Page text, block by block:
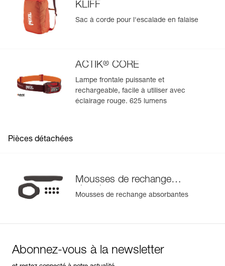
KLIFF
Sac à corde pour l'escalade en falaise
ACTIK® CORE
Lampe frontale puissante et
rechargeable, facile à utiliser avec
éclairage rouge. 625 lumens
Pièces détachées
Mousses de rechange
absorbantes
Mousses de rechange absorbantes
Abonnez-vous à la newsletter